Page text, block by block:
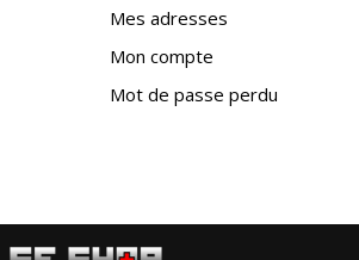
la
Mes adresses
Mon compte
Mot de passe perdu